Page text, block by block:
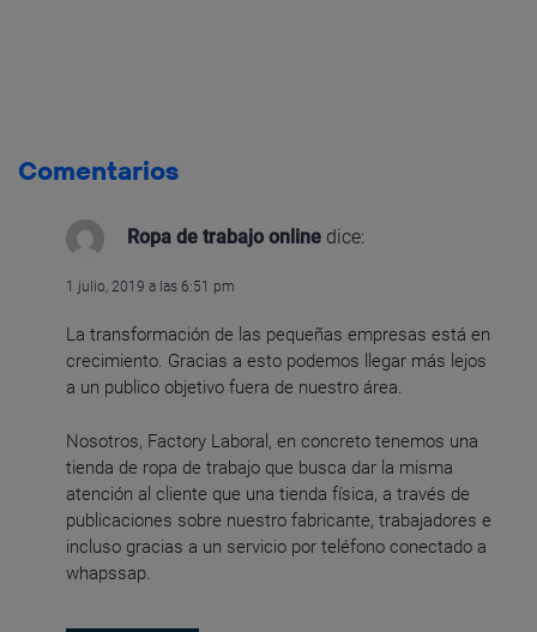
Comentarios
Ropa de trabajo online dice:
1 julio, 2019 a las 6:51 pm
La transformación de las pequeñas empresas está en
crecimiento. Gracias a esto podemos llegar más lejos
a un publico objetivo fuera de nuestro área.
Nosotros, Factory Laboral, en concreto tenemos una
tienda de ropa de trabajo que busca dar la misma
atención al cliente que una tienda física, a través de
publicaciones sobre nuestro fabricante, trabajadores e
incluso gracias a un servicio por teléfono conectado a
whapssap.